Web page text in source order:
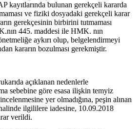
kayıtlarında bulunan gerekçeli kararda
ve fiziki dosyadaki gerekçeli karar
gerekçesinin birbirini tutmaması
445. maddesi ile HMK. nın
aykırı olup, belgelendirmeyi
kararın bozulması gerekmiştir.
açıklanan nedenlerle
sebebine göre esasa ilişkin temyiz
yer olmadığına, peşin alınan
ilgililere iadesine, 10.09.2018
verildi.